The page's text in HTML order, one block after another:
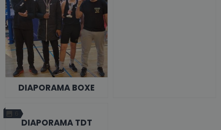
DIAPORAMA BOXE
6
DIAPORAMA TDT